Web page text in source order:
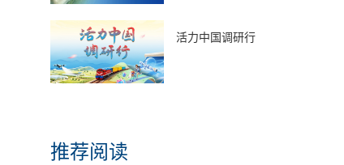
活力中国调研行
推荐阅读